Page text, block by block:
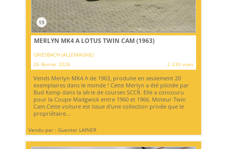
15
MERLYN MK4 A LOTUS TWIN CAM (1963)
GRIESBACH (ALLEMAGNE)
26 février 2026
2 230 vues
Vends Merlyn MK4 A de 1963, produite en seulement 20
exemplaires dans le monde ! Cette Merlyn a été pilotée par
Bud Kemp dans la série de courses SCCR. Elle a concouru
pour la Coupe Madgwick entre 1960 et 1966. Moteur Twin
Cam.Cette voiture est issue d'une collection privée que le
propriétaire...
Vendu par : Guenter LAINER